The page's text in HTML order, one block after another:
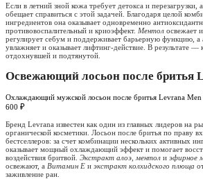
Если в летний зной кожа требует детокса и перезагрузки,
обещает справиться с этой задачей. Благодаря целой
ингредиентов она оказывает одновременно
противовоспалительный и криоэффект. Ментол освежает
регулирует себум и поддерживает барьерную функцию, а
увлажняет и оказывает лифтинг-действие. В результате —
отдохнувшей и подтянутой.
Освежающий лосьон после бритья
Охлаждающий мужской лосьон после бритья Levrana
600 ₽
Бренд Levrana известен как один из главных лидеров на
органической косметики. Лосьон после бритья по праву
бестселлеров: за счет комбинации нескольких активных
оказывает мощный охлаждающий эффект и помогает
воздействия бритвой. Экстракт алоэ ментол и эфирное
освежают, а Витамин Е и экстракт колхидского плюща
заживление ран.